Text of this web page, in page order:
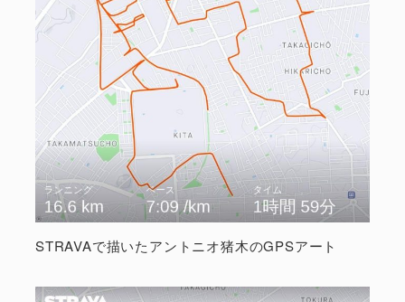
STRAVAで描いたアントニオ猪木のGPSアート